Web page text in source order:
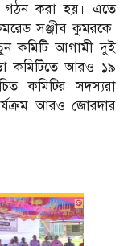
গঠন করা হয়। এতে
সঞ্জীব কুমরকে
কমিটি আগামী দুই
কমিটিতে আরও ১৯
কমিটির সদস্যরা
আরও জোরদার